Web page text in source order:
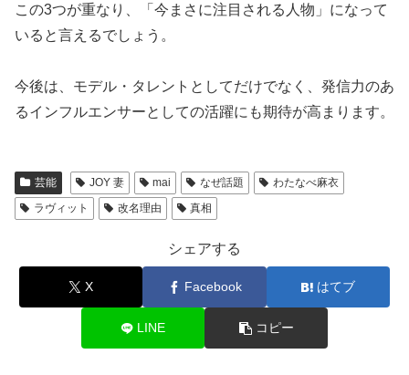
この3つが重なり、「今まさに注目される人物」になって
いると言えるでしょう。
今後は、モデル・タレントとしてだけでなく、発信力のあ
るインフルエンサーとしての活躍にも期待が高まります。
芸能 JOY 妻 mai なぜ話題
わたなべ麻衣
ラヴィット
改名理由 真相
シェアする
X Facebook はてブ
LINE コピー